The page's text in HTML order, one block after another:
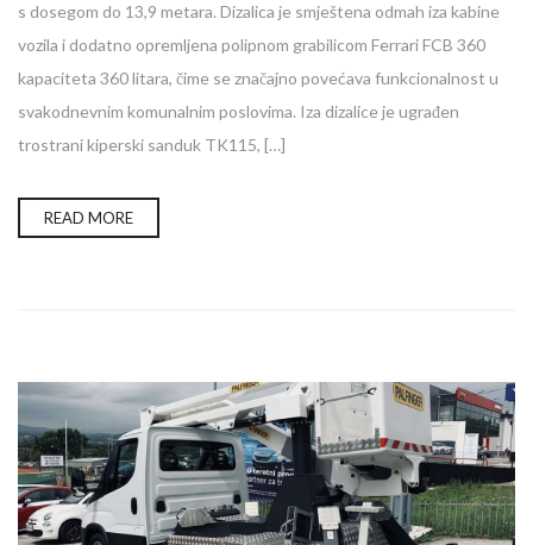
s dosegom do 13,9 metara. Dizalica je smještena odmah iza kabine
vozila i dodatno opremljena polipnom grabilicom Ferrari FCB 360
kapaciteta 360 litara, čime se značajno povećava funkcionalnost u
svakodnevnim komunalnim poslovima. Iza dizalice je ugrađen
trostrani kiperski sanduk TK115, […]
READ MORE